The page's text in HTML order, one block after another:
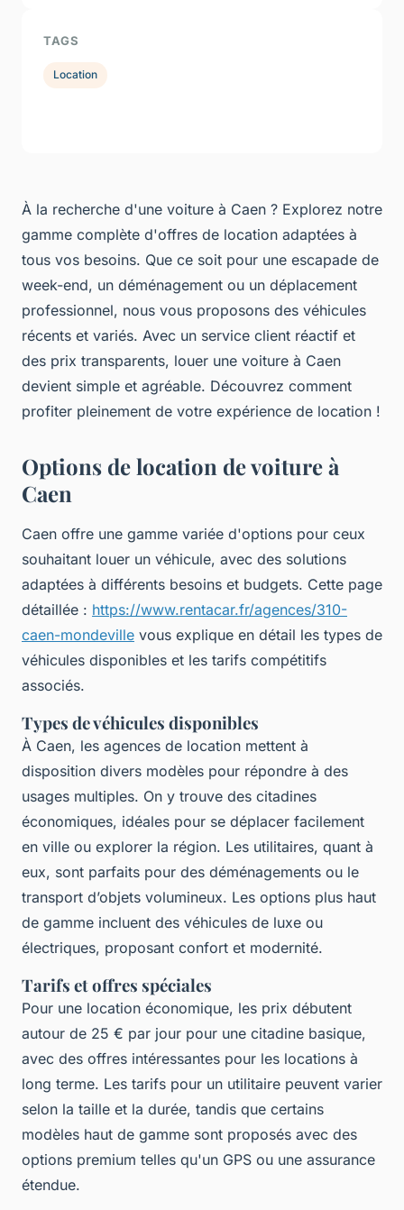
À la recherche d'une voiture à Caen ? Explorez notre
gamme complète d'offres de location adaptées à
tous vos besoins. Que ce soit pour une escapade de
week-end, un déménagement ou un déplacement
professionnel, nous vous proposons des véhicules
récents et variés. Avec un service client réactif et
des prix transparents, louer une voiture à Caen
devient simple et agréable. Découvrez comment
profiter pleinement de votre expérience de location !
Options de location de voiture à
Caen
Caen offre une gamme variée d'options pour ceux
souhaitant louer un véhicule, avec des solutions
adaptées à différents besoins et budgets. Cette page
détaillée : https://www.rentacar.fr/agences/310-
caen-mondeville vous explique en détail les types de
véhicules disponibles et les tarifs compétitifs
associés.
Types de véhicules disponibles
À Caen, les agences de location mettent à
disposition divers modèles pour répondre à des
usages multiples. On y trouve des citadines
économiques, idéales pour se déplacer facilement
en ville ou explorer la région. Les utilitaires, quant à
eux, sont parfaits pour des déménagements ou le
transport d’objets volumineux. Les options plus haut
de gamme incluent des véhicules de luxe ou
électriques, proposant confort et modernité.
Tarifs et offres spéciales
Pour une location économique, les prix débutent
autour de 25 € par jour pour une citadine basique,
avec des offres intéressantes pour les locations à
long terme. Les tarifs pour un utilitaire peuvent varier
selon la taille et la durée, tandis que certains
modèles haut de gamme sont proposés avec des
options premium telles qu'un GPS ou une assurance
étendue.
TAGS
Location